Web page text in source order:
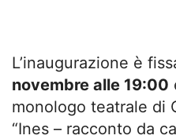
L’inaugurazione è
novembre alle 19:00
monologo teatrale di
“Ines – racconto da